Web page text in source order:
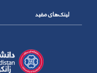
لینک‌های مفید